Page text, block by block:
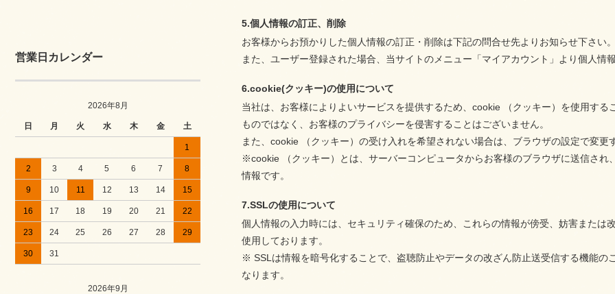
営業日カレンダー
2026年8月
日 月 火 水 木 金 土
1
2 3 4 5 6 7 8
9 10 11 12 13 14 15
16 17 18 19 20 21 22
23 24 25 26 27 28 29
30 31
2026年9月
5.個人情報の訂正、削除
お客様からお預かりした個人情報の訂正・削除は下記の問合せ先よりお知らせ下さい
また、ユーザー登録された場合、当サイトのメニュー「マイアカウント」より個人情
6.cookie(クッキー)の使用について
当社は、お客様によりよいサービスを提供するため、cookie （クッキー）を使用す
ものではなく、お客様のプライバシーを侵害することはございません。
また、cookie （クッキー）の受け入れを希望されない場合は、ブラウザの設定で変更
※cookie （クッキー）とは、サーバーコンピュータからお客様のブラウザに送信さ
情報です。
7.SSLの使用について
個人情報の入力時には、セキュリティ確保のため、これらの情報が傍受、妨害また
使用しております。
※ SSLは情報を暗号化することで、盗聴防止やデータの改ざん防止送受信する機能
なります。